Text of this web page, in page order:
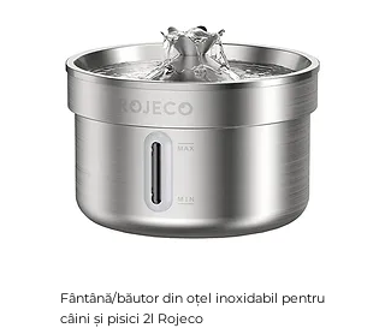
Fântână/băutor din oțel inoxidabil pentru
câini și pisici 2l Rojeco